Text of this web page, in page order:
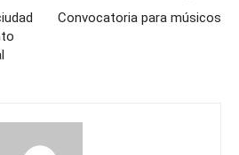
Convocatoria para músicos